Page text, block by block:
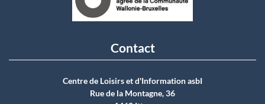
Contact
Centre de Loisirs et d'Information asbI
Rue de la Montagne, 36